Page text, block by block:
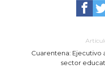
Cuarentena: Ejecutivo
sector